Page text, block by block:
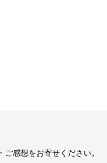
感想をお寄せください。